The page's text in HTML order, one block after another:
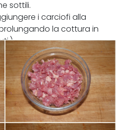
sottili.
i carciofi alla
la cottura in